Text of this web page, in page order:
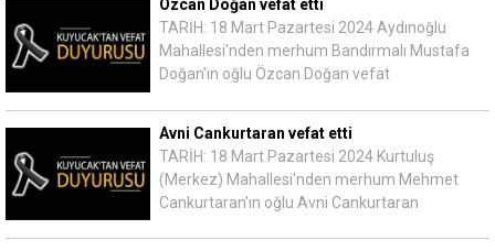
Özcan Doğan vefat etti
TARİH: 18 Mart Pazartesi 2024 Aydınoğlu
Mahallesi'nden merhum Bandırmalı Mustafa
Doğan'ın oğlu Özcan Doğan vefat
Avni Cankurtaran vefat etti
TARİH: 18 Mart Pazartesi 2024 Kurtuluş
(Merkez) Mahallesi'nden merhum Mehmet
Cankurtaran'ın oğlu Avni Cankurtaran